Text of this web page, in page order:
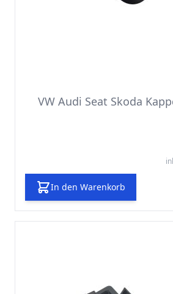
VW Audi Seat Skoda
In den Warenkorb